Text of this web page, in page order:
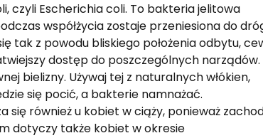
czyli Escherichia coli. To bakteria jelitowa
współżycia zostaje przeniesiona do
tak z powodu bliskiego położenia odbytu,
dostęp do poszczególnych narządów.
bielizny. Używaj tej z naturalnych włókien,
się pocić, a bakterie namnażać.
się również u kobiet w ciąży, ponieważ
dotyczy także kobiet w okresie